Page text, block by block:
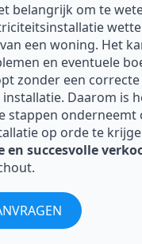
belangrijk om te
een woning. Het
en eventuele
zonder een correcte
Daarom is
stappen onderneemt
op orde te
en succesvolle